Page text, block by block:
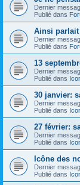
Dernier
Publié dans
Ainsi
Dernier
Publié dans
13
Dernier
Publié dans
30 janvier:
Dernier
Publié dans
27 février:
Dernier
Publié dans
Icône des
Dernier
Publié dans